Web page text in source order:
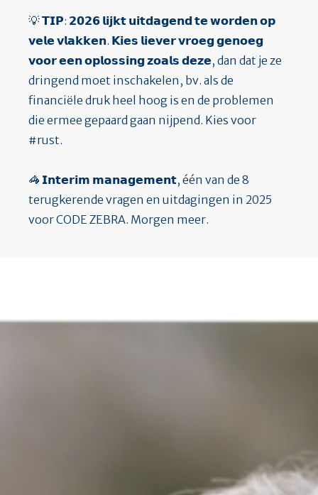
💡 𝗧𝗜𝗣: 𝟮𝟬𝟮𝟲 𝗹𝗶𝗷𝗸𝘁 𝘂𝗶𝘁𝗱𝗮𝗴𝗲𝗻𝗱 𝘁𝗲 𝘄𝗼𝗿𝗱𝗲𝗻 𝗼𝗽
𝘃𝗲𝗹𝗲 𝘃𝗹𝗮𝗸𝗸𝗲𝗻. 𝗞𝗶𝗲𝘀 𝗹𝗶𝗲𝘃𝗲𝗿 𝘃𝗿𝗼𝗲𝗴 𝗴𝗲𝗻𝗼𝗲𝗴
𝘃𝗼𝗼𝗿 𝗲𝗲𝗻 𝗼𝗽𝗹𝗼𝘀𝘀𝗶𝗻𝗴 𝘇𝗼𝗮𝗹𝘀 𝗱𝗲𝘇𝗲, dan dat je ze
dringend moet inschakelen, bv. als de
financiële druk heel hoog is en de problemen
die ermee gepaard gaan nijpend. Kies voor
#rust.
🦓 𝗜𝗻𝘁𝗲𝗿𝗶𝗺 𝗺𝗮𝗻𝗮𝗴𝗲𝗺𝗲𝗻𝘁, één van de 8
terugkerende vragen en uitdagingen in 2025
voor CODE ZEBRA. Morgen meer.